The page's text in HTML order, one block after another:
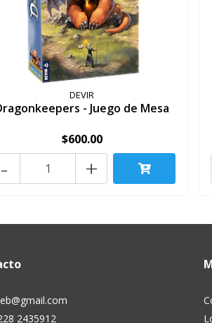
DEVIR
- Juego de Mesa
$600.00
+
-
2435912